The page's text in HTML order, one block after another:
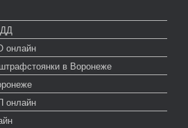
онлайн
в Воронеже
онлайн